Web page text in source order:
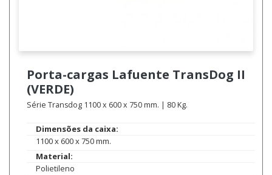
Porta-cargas Lafuente TransDog II
(VERDE)
Série Transdog 1100 x 600 x 750 mm. | 80 Kg.
Dimensões da caixa:
1100 x 600 x 750 mm.
Material:
Polietileno